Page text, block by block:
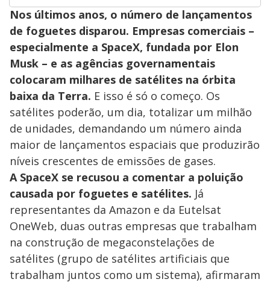
Nos últimos anos, o número de lançamentos
de foguetes disparou. Empresas comerciais –
especialmente a SpaceX, fundada por Elon
Musk – e as agências governamentais
colocaram milhares de satélites na órbita
baixa da Terra. E isso é só o começo. Os
satélites poderão, um dia, totalizar um milhão
de unidades, demandando um número ainda
maior de lançamentos espaciais que produzirão
níveis crescentes de emissões de gases.
A SpaceX se recusou a comentar a poluição
causada por foguetes e satélites. Já
representantes da Amazon e da Eutelsat
OneWeb, duas outras empresas que trabalham
na construção de megaconstelações de
satélites (grupo de satélites artificiais que
trabalham juntos como um sistema), afirmaram